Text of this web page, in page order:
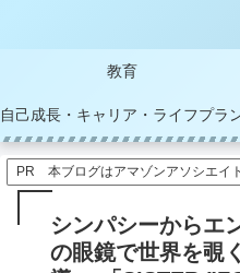
教育
自己成長・キャリア・ライフプラ
PR 本ブログはアマゾンアソシエイ
シンパシーからエ
の眼鏡で世界を覗